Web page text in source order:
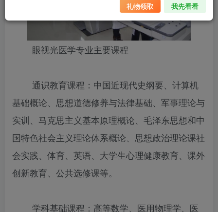
眼视光医学专业主要课程
通识教育课程：中国近现代史纲要、计算机
基础概论、思想道德修养与法律基础、军事理论与
实训、马克思主义基本原理概论、毛泽东思想和中
国特色社会主义理论体系概论、思想政治理论课社
会实践、体育、英语、大学生心理健康教育、课外
创新教育、公共选修课等。
学科基础课程：高等数学、医用物理学、医
礼物领取 我先看看